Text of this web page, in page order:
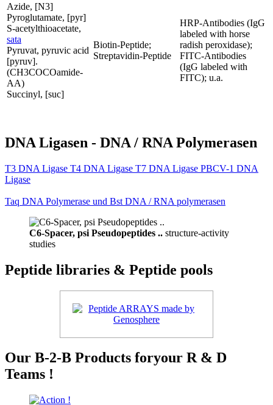
Azide, [N3]
Pyroglutamate, [pyr]
S-acetylthioacetate,
sata
Pyruvat, pyruvic acid
[pyruv].
(CH3COCOamide-
AA)
Succinyl, [suc]
Biotin-Peptide;
Streptavidin-Peptide
HRP-Antibodies (IgG
labeled with horse
radish peroxidase);
FITC-Antibodies
(IgG labeled with
FITC); u.a.
DNA Ligasen - DNA / RNA Polymerasen
T3 DNA Ligase T4 DNA Ligase T7 DNA Ligase PBCV-1 DNA
Ligase
Taq DNA Polymerase und Bst DNA / RNA polymerasen
C6-Spacer, psi Pseudopeptides .. structure-activity
studies
Peptide libraries & Peptide pools
Our B-2-B Products foryour R & D
Teams !